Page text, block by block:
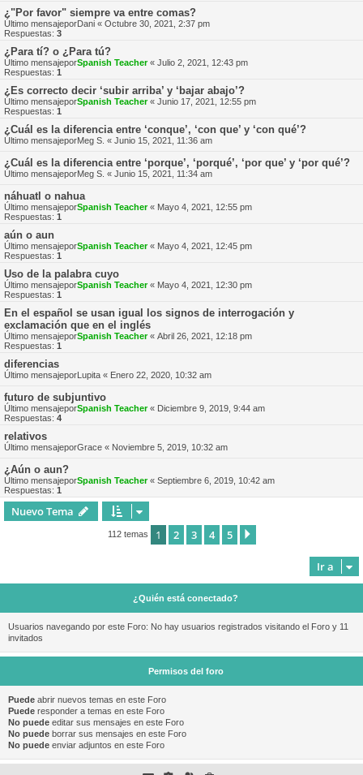
¿"Por favor" siempre va entre comas?
Último mensajeporDani « Octubre 30, 2021, 2:37 pm
Respuestas: 3
¿Para tí? o ¿Para tú?
Último mensajeporSpanish Teacher« Julio 2, 2021, 12:43 pm
Respuestas: 1
¿Es correcto decir ‘subir arriba’ y ‘bajar abajo’?
Último mensajeporSpanish Teacher« Junio 17, 2021, 12:55 pm
Respuestas: 1
¿Cuál es la diferencia entre ‘conque’, ‘con que’ y ‘con qué’?
Último mensajeporMeg S. « Junio 15, 2021, 11:36 am
¿Cuál es la diferencia entre ‘porque’, ‘porqué’, ‘por que’ y ‘por qué’?
Último mensajeporMeg S. « Junio 15, 2021, 11:34 am
náhuatl o nahua
Último mensajeporSpanish Teacher« Mayo 4, 2021, 12:55 pm
Respuestas: 1
aún o aun
Último mensajeporSpanish Teacher« Mayo 4, 2021, 12:45 pm
Respuestas: 1
Uso de la palabra cuyo
Último mensajeporSpanish Teacher« Mayo 4, 2021, 12:30 pm
Respuestas: 1
En el español se usan igual los signos de interrogación y
exclamación que en el inglés
Último mensajeporSpanish Teacher« Abril 26, 2021, 12:18 pm
Respuestas: 1
diferencias
Último mensajeporLupita « Enero 22, 2020, 10:32 am
futuro de subjuntivo
Último mensajeporSpanish Teacher« Diciembre 9, 2019, 9:44 am
Respuestas: 4
relativos
Último mensajeporGrace « Noviembre 5, 2019, 10:32 am
¿Aún o aun?
Último mensajeporSpanish Teacher« Septiembre 6, 2019, 10:42 am
Respuestas: 1
Nuevo Tema
112 temas 1 2 3 4 5
Ir a
¿Quién está conectado?
Usuarios navegando por este Foro: No hay usuarios registrados visitando el Foro y 11
invitados
Permisos del foro
Puede abrir nuevos temas en este Foro
Puede responder a temas en este Foro
No puede editar sus mensajes en este Foro
No puede borrar sus mensajes en este Foro
No puede enviar adjuntos en este Foro